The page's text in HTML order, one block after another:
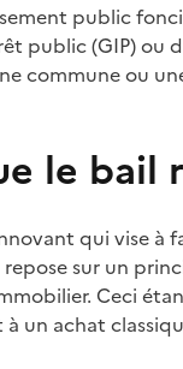
public
public (GIP)
commune ou
le bail
qui vise à
repose sur un
Ceci
un achat